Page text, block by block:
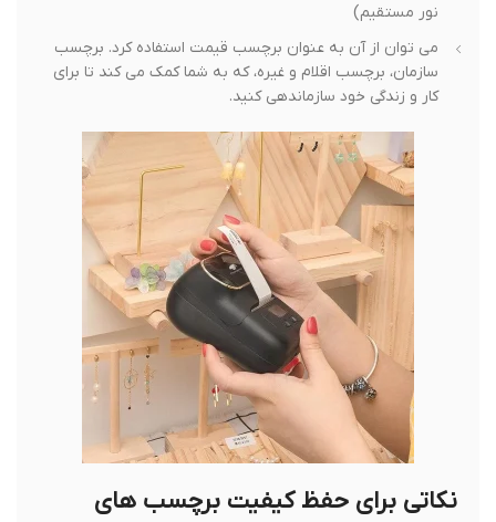
نور مستقیم)
می توان از آن به عنوان برچسب قیمت استفاده کرد. برچسب
سازمان، برچسب اقلام و غیره، که به شما کمک می کند تا برای
کار و زندگی خود سازماندهی کنید.
نکاتی برای حفظ کیفیت برچسب های